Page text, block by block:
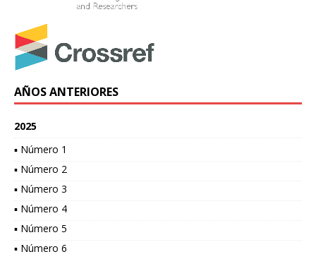
AÑOS ANTERIORES
2025
▪ Número 1
▪ Número 2
▪ Número 3
▪ Número 4
▪ Número 5
▪ Número 6